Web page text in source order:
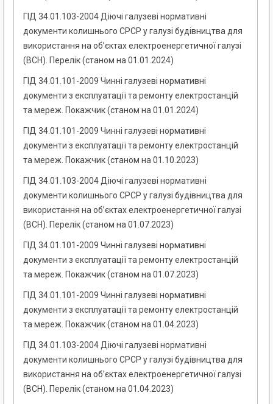
ГІД 34.01.103-2004 Діючі галузеві нормативні
документи колишнього СРСР у галузі будівництва для
використання на об’єктах електроенергетичної галузі
(ВСН). Перелік (станом на 01.01.2024)
ГІД 34.01.101-2009 Чинні галузеві нормативні
документи з експлуатації та ремонту електростанцій
та мереж. Покажчик (станом на 01.01.2024)
ГІД 34.01.101-2009 Чинні галузеві нормативні
документи з експлуатації та ремонту електростанцій
та мереж. Покажчик (станом на 01.10.2023)
ГІД 34.01.103-2004 Діючі галузеві нормативні
документи колишнього СРСР у галузі будівництва для
використання на об’єктах електроенергетичної галузі
(ВСН). Перелік (станом на 01.07.2023)
ГІД 34.01.101-2009 Чинні галузеві нормативні
документи з експлуатації та ремонту електростанцій
та мереж. Покажчик (станом на 01.07.2023)
ГІД 34.01.101-2009 Чинні галузеві нормативні
документи з експлуатації та ремонту електростанцій
та мереж. Покажчик (станом на 01.04.2023)
ГІД 34.01.103-2004 Діючі галузеві нормативні
документи колишнього СРСР у галузі будівництва для
використання на об’єктах електроенергетичної галузі
(ВСН). Перелік (станом на 01.04.2023)